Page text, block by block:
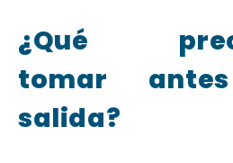
¿Qué
tomar
salida?